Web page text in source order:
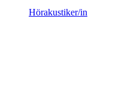
Hörakustiker/in